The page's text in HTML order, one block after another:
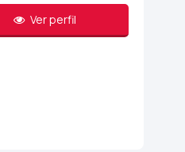
Ver perfil